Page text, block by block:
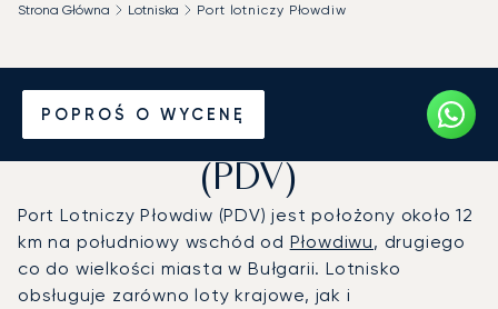
POPROŚ O WYCENĘ
Strona Główna Lotniska Port lotniczy Płowdiw
Prywatny odrzutowiec na
Port lotniczy Płowdiw
(PDV)
Port Lotniczy Płowdiw (PDV) jest położony około 12
km na południowy wschód od Płowdiwu, drugiego
co do wielkości miasta w Bułgarii. Lotnisko
obsługuje zarówno loty krajowe, jak i